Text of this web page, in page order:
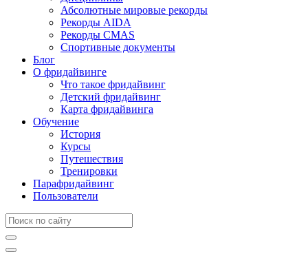
Абсолютные мировые рекорды
Рекорды AIDA
Рекорды CMAS
Спортивные документы
Блог
О фридайвинге
Что такое фридайвинг
Детский фридайвинг
Карта фридайвинга
Обучение
История
Курсы
Путешествия
Тренировки
Парафридайвинг
Пользователи